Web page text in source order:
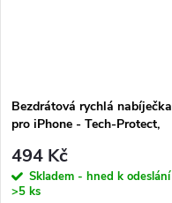
Bezdrátová rychlá nabíječka
pro iPhone - Tech-Protect,
Wireless Charger White
494 Kč
Skladem - hned k odeslání
>5 ks